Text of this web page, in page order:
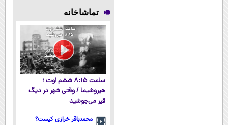
میلیاردر شد.
آموزش رایگان
تماشاخانه
ساعت ۸:۱۵ ششم اوت ؛
هیروشیما / وقتی شهر در دیگ
قیر می‌جوشید
محمدباقر خرازی کیست؟